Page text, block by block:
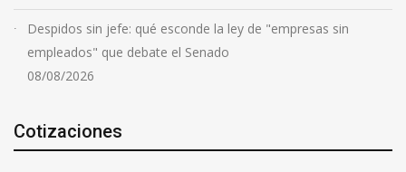
Despidos sin jefe: qué esconde la ley de "empresas sin
empleados" que debate el Senado
08/08/2026
Cotizaciones